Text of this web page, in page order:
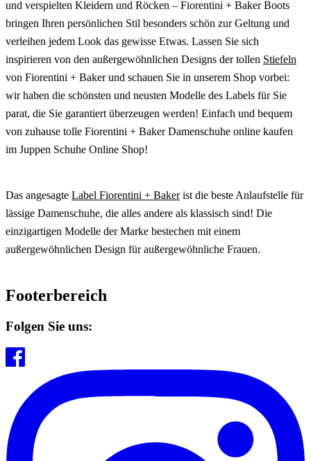
und verspielten Kleidern und Röcken – Fiorentini + Baker Boots
bringen Ihren persönlichen Stil besonders schön zur Geltung und
verleihen jedem Look das gewisse Etwas. Lassen Sie sich
inspirieren von den außergewöhnlichen Designs der tollen Stiefeln
von Fiorentini + Baker und schauen Sie in unserem Shop vorbei:
wir haben die schönsten und neusten Modelle des Labels für Sie
parat, die Sie garantiert überzeugen werden! Einfach und bequem
von zuhause tolle Fiorentini + Baker Damenschuhe online kaufen
im Juppen Schuhe Online Shop!
Das angesagte Label Fiorentini + Bakerist die beste Anlaufstelle für
lässige Damenschuhe, die alles andere als klassisch sind! Die
einzigartigen Modelle der Marke bestechen mit einem
außergewöhnlichen Design für außergewöhnliche Frauen.
Footerbereich
Folgen Sie uns: